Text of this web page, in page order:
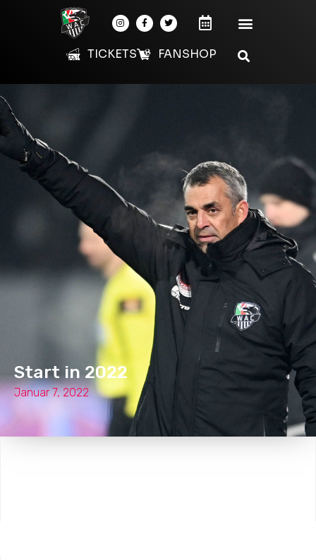
TICKETS FANSHOP
Start in 2022
Januar 7, 2022